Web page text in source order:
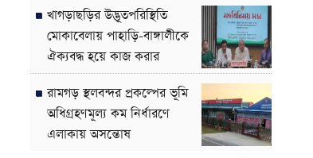
খাগড়াছড়ির উদ্ভূতপরিস্থিতি
মোকাবেলায় পাহাড়ি-বাঙ্গালীকে
ঐক্যবদ্ধ হয়ে কাজ করার
আহ্বান-পার্বত্য উপদেষ্টা
রামগড় স্থলবন্দর প্রকল্পের ভূমি
অধিগ্রহণমূল্য কম নির্ধারণে
এলাকায় অসন্তোষ